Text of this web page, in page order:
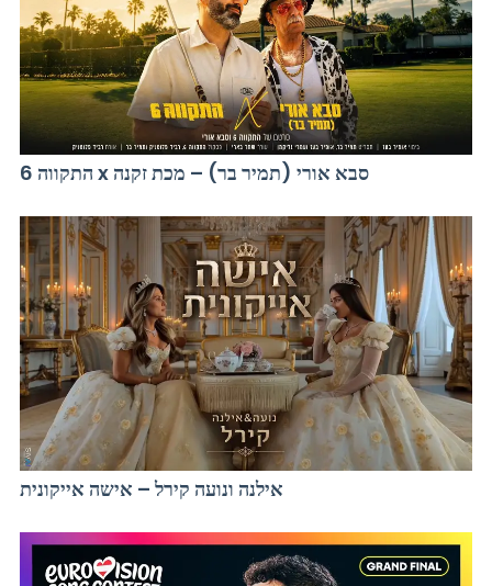
התקווה 6 x סבא אורי (תמיר בר) – מכת זקנה
אילנה ונועה קירל – אישה אייקונית